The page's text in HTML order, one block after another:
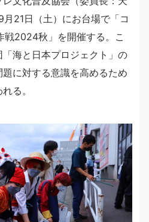
21日（土）にお台場で「コ
戦2024秋」を開催する。こ
海と日本プロジェクト」の
に対する意識を高めるため
る。